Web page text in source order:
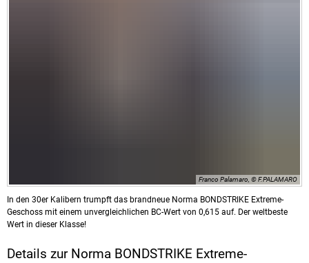
Franco Palamaro, © F.PALAMARO
In den 30er Kalibern trumpft das brandneue Norma BONDSTRIKE Extreme-
Geschoss mit einem unvergleichlichen BC-Wert von 0,615 auf. Der weltbeste
Wert in dieser Klasse!
Details zur Norma BONDSTRIKE Extreme-